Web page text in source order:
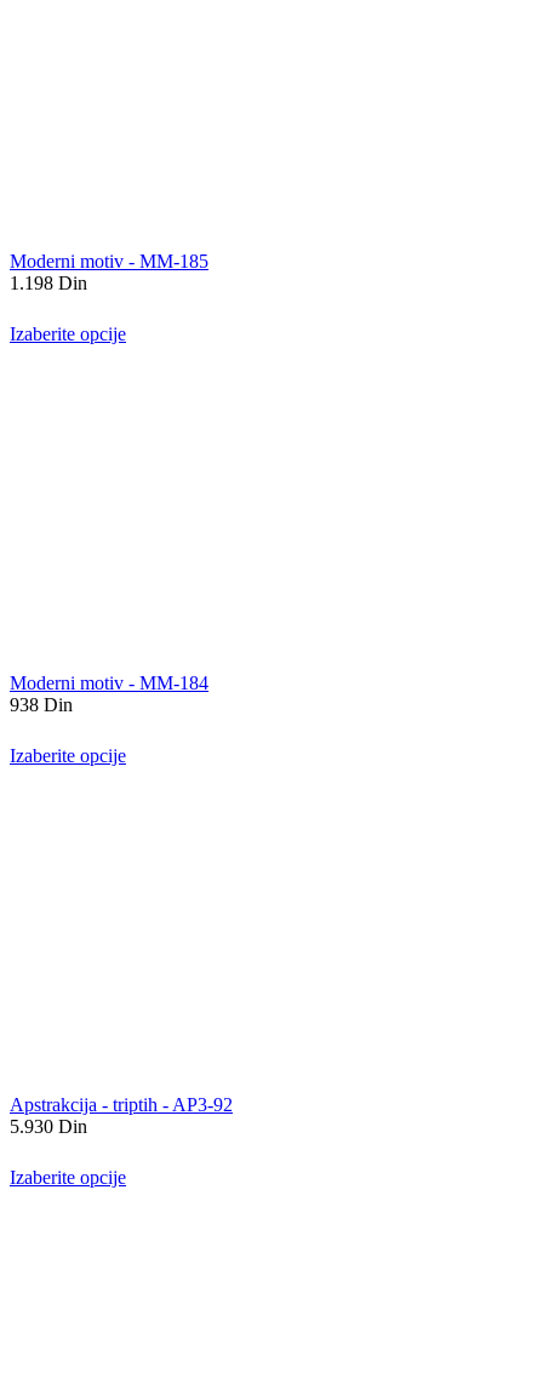
Moderni motiv - MM-185
1.198 Din
Izaberite opcije
Moderni motiv - MM-184
938 Din
Izaberite opcije
Apstrakcija - triptih - AP3-92
5.930 Din
Izaberite opcije